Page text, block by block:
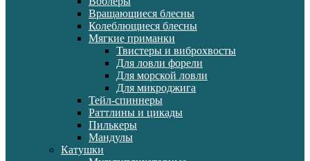
Вращающиеся блесны
Колеблющиеся блесны
Мягкие приманки
Твистеры и виброхвосты
Для ловли форели
Для морской ловли
Для микроджига
Тейл-спиннеры
Раттлины и цикады
Пилькеры
Мандулы
Катушки